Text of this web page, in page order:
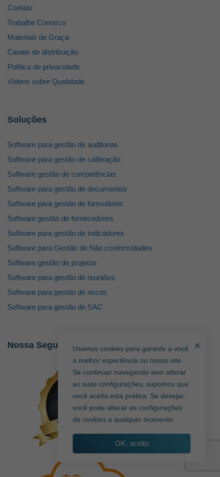
Contato
Trabalhe Conosco
Materiais de Graça
Canais de distribuição
Política de privacidade
Vídeos sobre Qualidade
Soluções
Software para gestão de auditorias
Software para gestão de calibração
Software gestão de competências
Software para gestão de documentos
Software para gestão de formulários
Software gestão de fornecedores
Software para gestão de indicadores
Software para Gestão de Não conformidades
Software gestão de projetos
Software para gestão de reuniões
Software para gestão de riscos
Software para gestão de SAC
Nossa SegurançaUsamos cookies para garantir a você
a melhor experiência no nosso site.
Se continuar navegando sem alterar
as suas configurações, supomos que
você aceita esta prática. Se desejar,
você pode alterar as configurações
de cookies a qualquer momento.
OK, aceito